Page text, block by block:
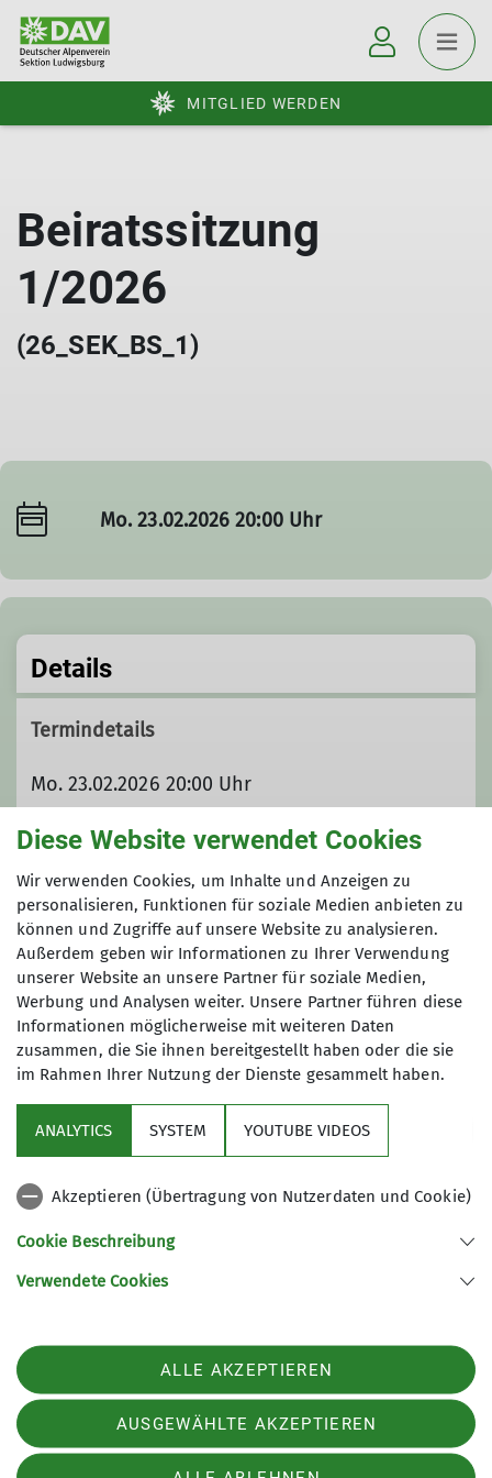
MITGLIED WERDEN
Beiratssitzung
1/2026
(26_SEK_BS_1)
Mo. 23.02.2026 20:00 Uhr
Details
Termindetails
Mo. 23.02.2026 20:00 Uhr
Gruppe
Sektion
Hier wird alles gesammelt, was die
Sektion betrifft und keiner anderen
Gruppe zugeordnet werden kann.
Kontakt aufnehmen
Sektion
Kontakt
71638 Ludwigsburg
Telefon +497141927893
Diese Website verwendet Cookies
Wir verwenden Cookies, um Inhalte und Anzeigen zu
personalisieren, Funktionen für soziale Medien anbieten zu
können und Zugriffe auf unsere Website zu analysieren.
Außerdem geben wir Informationen zu Ihrer Verwendung
unserer Website an unsere Partner für soziale Medien,
Werbung und Analysen weiter. Unsere Partner führen diese
Informationen möglicherweise mit weiteren Daten
zusammen, die Sie ihnen bereitgestellt haben oder die sie
im Rahmen Ihrer Nutzung der Dienste gesammelt haben.
ANALYTICS SYSTEM YOUTUBE VIDEOS
Akzeptieren (Übertragung von Nutzerdaten und Cookie)
Cookie Beschreibung
Verwendete Cookies
ALLE AKZEPTIEREN
AUSGEWÄHLTE AKZEPTIEREN